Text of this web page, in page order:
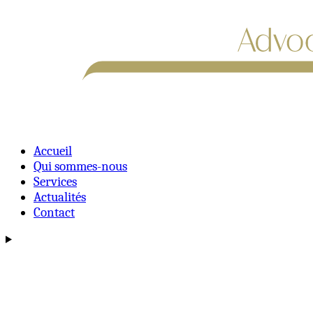
Accueil
Qui sommes-nous
Services
Actualités
Contact